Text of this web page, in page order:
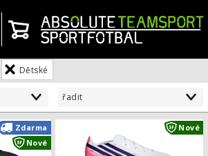
Uživatelský účet
Košík
Dětské
řadit
Zdarma
Nové
Dětské kopačky adidas F50 Nové